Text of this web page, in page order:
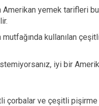
yemek tarifleri
mutfağında kullanılan
iyi bir
çorbalar ve çeşitli